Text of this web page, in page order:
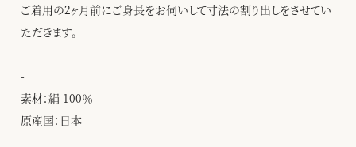
ご着用の2ヶ月前にご身長をお伺いして寸法の割り出しをさせてい
ただきます。
-
素材：絹 100％
原産国：日本